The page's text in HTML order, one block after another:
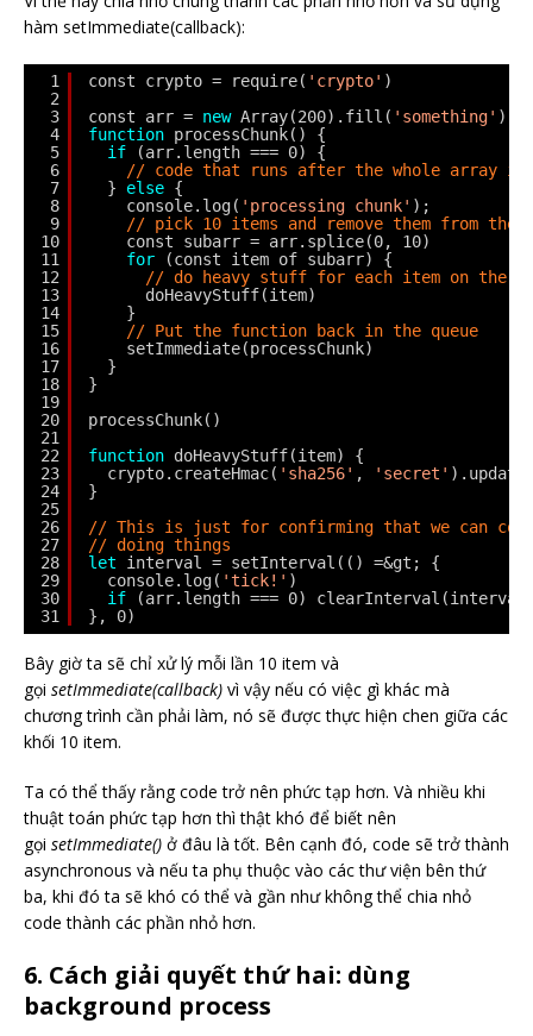
hàm setImmediate(callback):
1
2
3
4
5
6
7
8
9
10
11
12
13
14
15
16
17
18
19
20
21
22
23
24
25
26
27
28
29
30
31
const crypto = require( 'crypto' )
const arr = new Array(200).fill( 'something' )
function processChunk() {
if
(arr.length === 0) {
// code that runs after the whole array is
} else {
console.log( 'processing chunk' );
// pick 10 items and remove them from the
const subarr = arr.splice(0, 10)
for
(const item of subarr) {
// do heavy stuff for each item on the
doHeavyStuff(item)
}
// Put the function back in the queue
setImmediate(processChunk)
}
}
processChunk()
function doHeavyStuff(item) {
crypto.createHmac( 'sha256' , 'secret'
}
// This is just for confirming that we can
// doing things
let
interval = setInterval(() =&gt; {
console.log( 'tick!' )
if
(arr.length === 0)
}, 0)
Bây giờ ta sẽ chỉ xử lý mỗi lần 10 item và
gọi setImmediate(callback) vì vậy nếu có việc gì khác mà
chương trình cần phải làm, nó sẽ được thực hiện chen giữa các
khối 10 item.
Ta có thể thấy rằng code trở nên phức tạp hơn. Và nhiều khi
thuật toán phức tạp hơn thì thật khó để biết nên
gọi setImmediate() ở đâu là tốt. Bên cạnh đó, code sẽ trở thành
asynchronous và nếu ta phụ thuộc vào các thư viện bên thứ
ba, khi đó ta sẽ khó có thể và gần như không thể chia nhỏ
code thành các phần nhỏ hơn.
6. Cách giải quyết thứ hai: dùng
background process